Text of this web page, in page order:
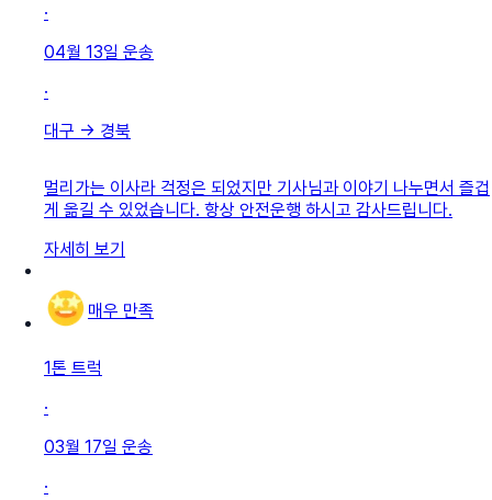
·
04월 13일 운송
·
대구 → 경북
멀리가는 이사라 걱정은 되었지만 기사님과 이야기 나누면서 즐겁
게 옮길 수 있었습니다. 항상 안전운행 하시고 감사드립니다.
자세히 보기
매우 만족
1톤 트럭
·
03월 17일 운송
·